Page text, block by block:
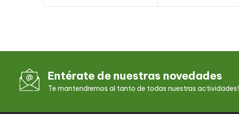
Add to cart Add to cart
Entérate de nuestras novedades
Te mantendremos al tanto de todas nuestras actividades!